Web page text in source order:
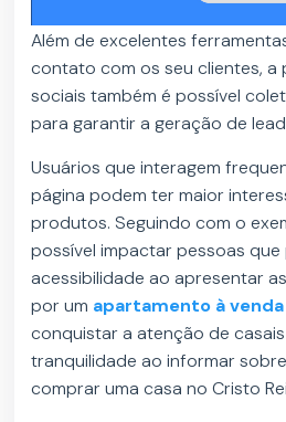
Além de excelentes
contato com os seu clientes, a
sociais também é possível
para garantir a geração de
Usuários que interagem
página podem ter maior
produtos. Seguindo com o
possível impactar pessoas que
acessibilidade ao apresentar
por um apartamento à
conquistar a atenção de
tranquilidade ao informar
comprar uma casa no Cristo